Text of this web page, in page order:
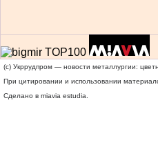
(c) Укррудпром — новости металлургии:
При цитировании и использовании
Сделано в miavia estudia.